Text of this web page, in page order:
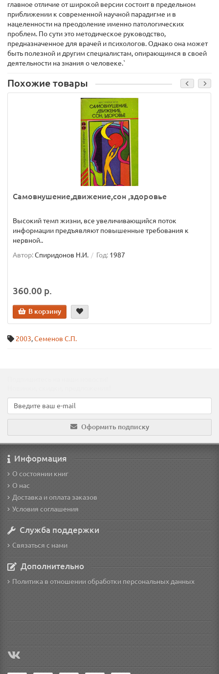
главное отличие от широкой версии состоит в предельном
приближении к современной научной парадигме и в
нацеленности на преодоление именно патологических
проблем. По сути это методическое руководство,
предназначенное для врачей и психологов. Однако она может
быть полезной и другим специалистам, опирающимся в своей
деятельности на знания о человеке.`
Похожие товары
Самовнушение,движение,сон ,здоровье
Высокий темп жизни, все увеличивающийся поток
информации предъявляют повышенные требования к
нервной..
Автор:Спиридонов Н.И. Год: 1987
360.00 р.
В корзину
2003,Семенов С.П.
Оформить подписку
Информация
О состоянии книг
О нас
Доставка и оплата заказов
Условия соглашения
Служба поддержки
Связаться с нами
Дополнительно
Политика в отношении обработки персональных данных